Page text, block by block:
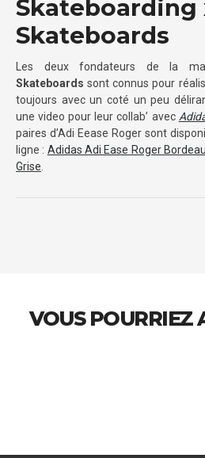
Skateboarding
Skateboards
Les deux fondateurs de la
Skateboards sont connus pour
toujours avec un coté un peu
une video pour leur collab’ avec
paires d’Adi Eease Roger sont
ligne : Adidas Adi Ease Roger
Grise
VOUS POURRIEZ